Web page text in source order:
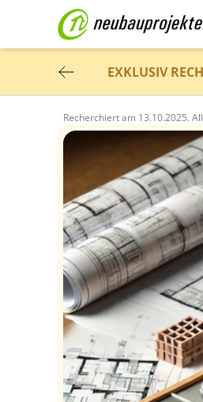
EXKLUSIV
Recherchiert am 13.10.2025.